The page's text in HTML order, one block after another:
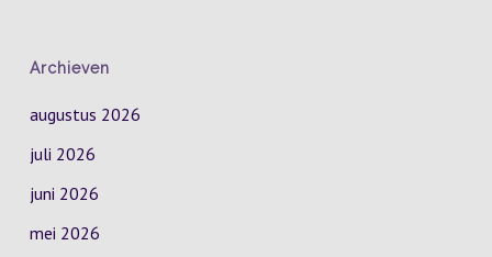
Archieven
augustus 2026
juli 2026
juni 2026
mei 2026